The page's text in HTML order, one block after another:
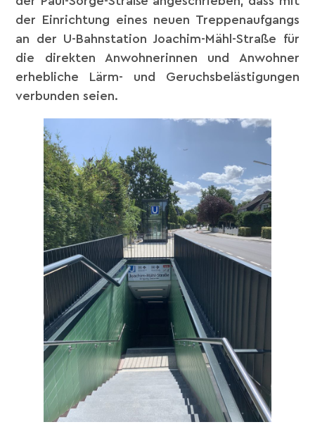
der Einrichtung eines neuen Treppenaufgangs
an der U-Bahnstation Joachim-Mähl-Straße für
die direkten Anwohnerinnen und Anwohner
erhebliche Lärm- und Geruchsbelästigungen
verbunden seien.